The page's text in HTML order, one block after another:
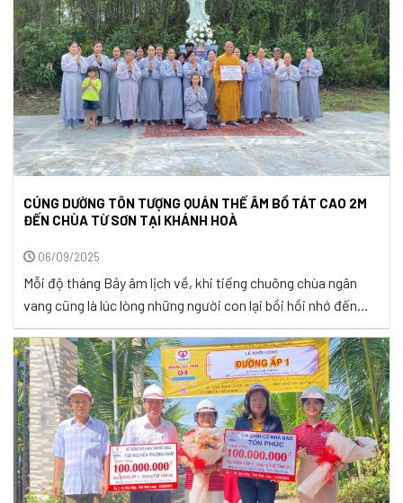
CÚNG DƯỜNG TÔN TƯỢNG QUÁN THẾ ÂM BỒ TÁT CAO 2M
ĐẾN CHÙA TỪ SƠN TẠI KHÁNH HOÀ
06/09/2025
Mỗi độ tháng Bảy âm lịch về, khi tiếng chuông chùa ngân
vang cũng là lúc lòng những người con lại bồi hồi nhớ đến
công ơn trời biển của cha mẹ. Vu Lan Báo Hiếu không chỉ là
ngày lễ mang ý nghĩa tôn giáo, mà còn là dịp để mỗi người
con dừng ...